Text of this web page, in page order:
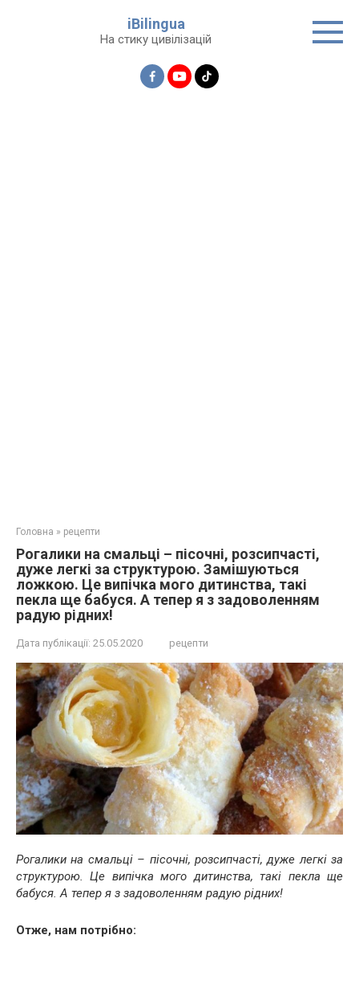
iBilingua
На стику цивілізацій
Головна » рецепти
Рогалики на смальці – пісочні, розсипчасті,
дуже легкі за структурою. Замішуються
ложкою. Це випічка мого дитинства, такі
пекла ще бабуся. А тепер я з задоволенням
радую рідних!
Дата публікації: 25.05.2020 рецепти
Рогалики на смальці – пісочні, розсипчасті, дуже легкі за
структурою. Це випічка мого дитинства, такі пекла ще
бабуся. А тепер я з задоволенням радую рідних!
Отже, нам потрібно: